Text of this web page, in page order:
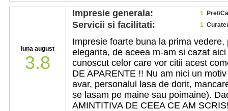
luna august
3.8
Impresie generala: 1 Pret/
Servicii si facilitati: 1
Impresie foarte buna la prima
eleganta, de aceea m-am si cazat
cunoscut celor care vor citii acest
DE APARENTE !! Nu am nici un
avar, personalul lasa de dorit,
se lasam pe maine sau poimaine).
AMINTITIVA DE CEEA CE AM